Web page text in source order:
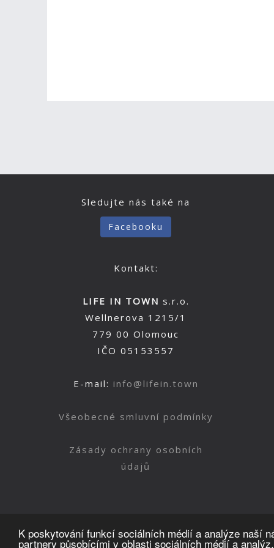
K poskytování funkcí sociálních médií a analýze naší
partnery působícími v oblasti sociálních médií a analýz.
Sledujte nás také na
Facebooku
Kontakt:
LIFE IN TOWN s.r.o.
Wellnerova 1215/1
779 00 Olomouc
IČO 05153557
E-mail: info@lifein.town
Všeobecné smluvní podmínky
Zásady ochrany osobních
údajů